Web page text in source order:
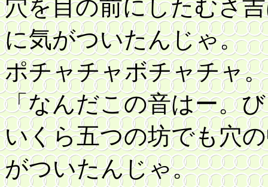
穴を目の前にしたむさ
に気がついたんじゃ。
ポチャチャボチャチャ。
「なんだこの音はー。
いくら五つの坊でも穴
がついたんじゃ。